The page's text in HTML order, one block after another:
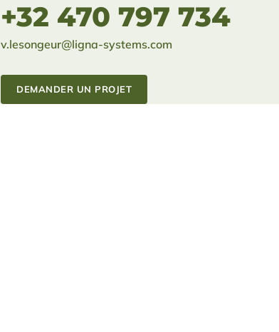
+32 470 797 734
v.lesongeur@ligna-systems.com
DEMANDER UN PROJET